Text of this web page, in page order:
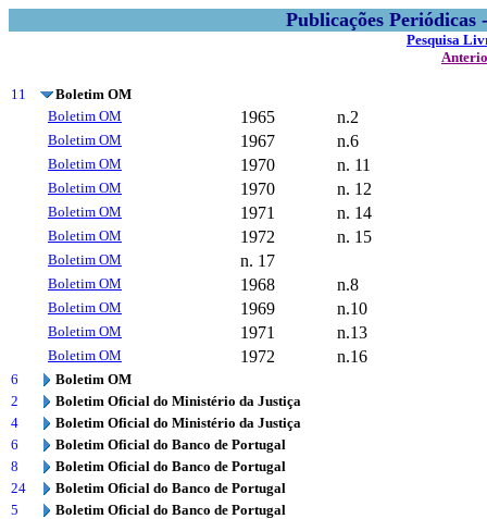
Publicações
Pesquisa
11
Boletim OM
Boletim OM
1965 n.2
Boletim OM 1967 n.6
Boletim OM 1970 n. 11
Boletim OM 1970 n. 12
Boletim OM 1971 n. 14
Boletim OM 1972 n. 15
Boletim OM n. 17
Boletim OM 1968 n.8
Boletim OM 1969 n.10
Boletim OM 1971 n.13
Boletim OM 1972 n.16
6
Boletim OM
2
Boletim Oficial do Ministério da Justiça
4
Boletim Oficial do Ministério da Justiça
6
Boletim Oficial do Banco de Portugal
8
Boletim Oficial do Banco de Portugal
24
Boletim Oficial do Banco de Portugal
5
Boletim Oficial do Banco de Portugal